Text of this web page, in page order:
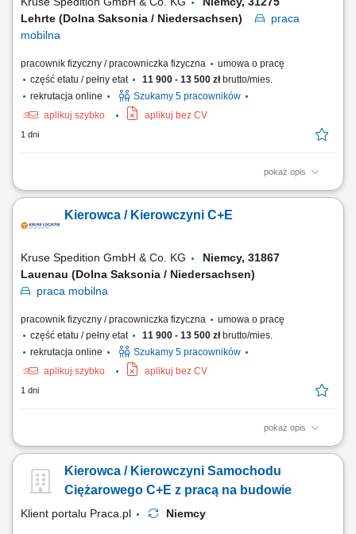
Lehrte (Dolna Saksonia / Niedersachsen)
praca
mobilna
pracownik fizyczny / pracowniczka fizyczna
umowa o pracę
część etatu / pełny etat
11 900 - 13 500 złbrutto/mies.
rekrutacja online
Szukamy 5 pracowników
aplikuj szybko
aplikuj bez CV
1 dni
pokaż opis
Zadania Realizowanie przewozów dystrybucyjnych artykułów
naczepami lub przyczepami w wybranym trybie pracy: rotacyjnym 2:1
bądź w pełnym wymiarze godzin. Prowadzenie zestawów drogowych
Kierowca / Kierowczyni C+E
Kruse Spedition GmbH & Co. KG
Niemcy, 31867
Lauenau (Dolna Saksonia / Niedersachsen)
praca mobilna
pracownik fizyczny / pracowniczka fizyczna
umowa o pracę
część etatu / pełny etat
11 900 - 13 500 złbrutto/mies.
rekrutacja online
Szukamy 5 pracowników
aplikuj szybko
aplikuj bez CV
1 dni
pokaż opis
Zadania Realizowanie przewozów dystrybucyjnych artykułów
naczepami lub przyczepami w wybranym trybie pracy: rotacyjnym 2:1
bądź w pełnym wymiarze godzin. Prowadzenie zestawów drogowych
Kierowca / Kierowczyni Samochodu
Ciężarowego C+E z pracą na budowie
Klient portalu Praca.pl Niemcy